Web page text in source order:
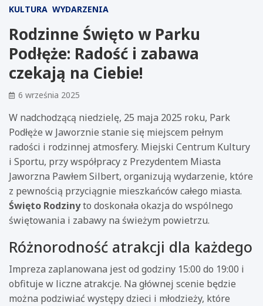
KULTURA WYDARZENIA
Rodzinne Święto w Parku
Podłęże: Radość i zabawa
czekają na Ciebie!
6 września 2025
W nadchodzącą niedzielę, 25 maja 2025 roku, Park
Podłęże w Jaworznie stanie się miejscem pełnym
radości i rodzinnej atmosfery. Miejski Centrum Kultury
i Sportu, przy współpracy z Prezydentem Miasta
Jaworzna Pawłem Silbert, organizują wydarzenie, które
z pewnością przyciągnie mieszkańców całego miasta.
Święto Rodzinyto doskonała okazja do wspólnego
świętowania i zabawy na świeżym powietrzu.
Różnorodność atrakcji dla każdego
Impreza zaplanowana jest od godziny 15:00 do 19:00 i
obfituje w liczne atrakcje. Na głównej scenie będzie
można podziwiać występy dzieci i młodzieży, które